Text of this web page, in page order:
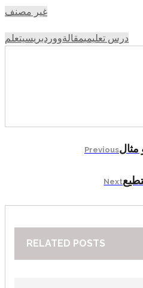
غير مصنف
درس تعليميمقالةووردبريسيتعلم
Previousمثال
Next
RELATED POSTS